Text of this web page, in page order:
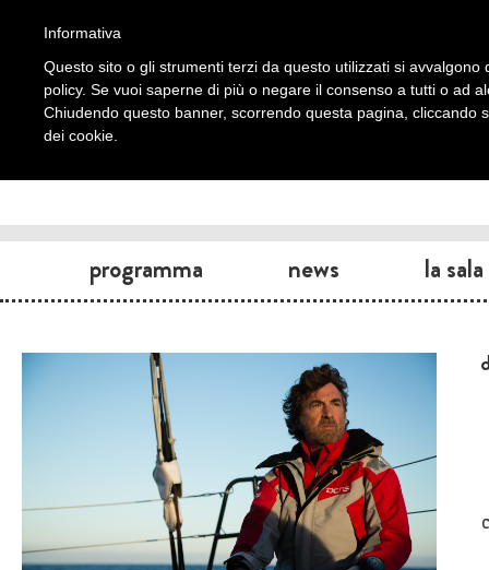
programma news la sala
Informativa
Questo sito o gli strumenti terzi da questo utilizzati si
policy. Se vuoi saperne di più o negare il consenso a tutti o ad
Chiudendo questo banner, scorrendo questa pagina, cliccando
dei cookie.